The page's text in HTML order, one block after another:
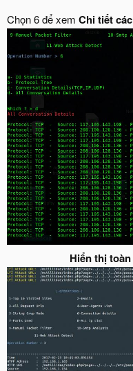
Chọn 6 để xem Chi tiết
Hiển thị